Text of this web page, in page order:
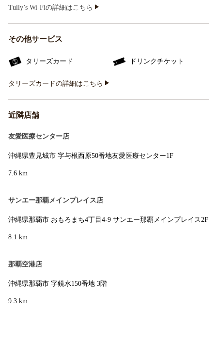
Tully’s Wi-Fiの詳細はこちら
その他サービス
タリーズカード ドリンクチケット
タリーズカードの詳細はこちら
近隣店舗
友愛医療センター店
沖縄県豊見城市 字与根西原50番地友愛医療センター1F
7.6 km
サンエー那覇メインプレイス店
沖縄県那覇市 おもろまち4丁目4-9 サンエー那覇メインプレイス2F
8.1 km
那覇空港店
沖縄県那覇市 字鏡水150番地 3階
9.3 km